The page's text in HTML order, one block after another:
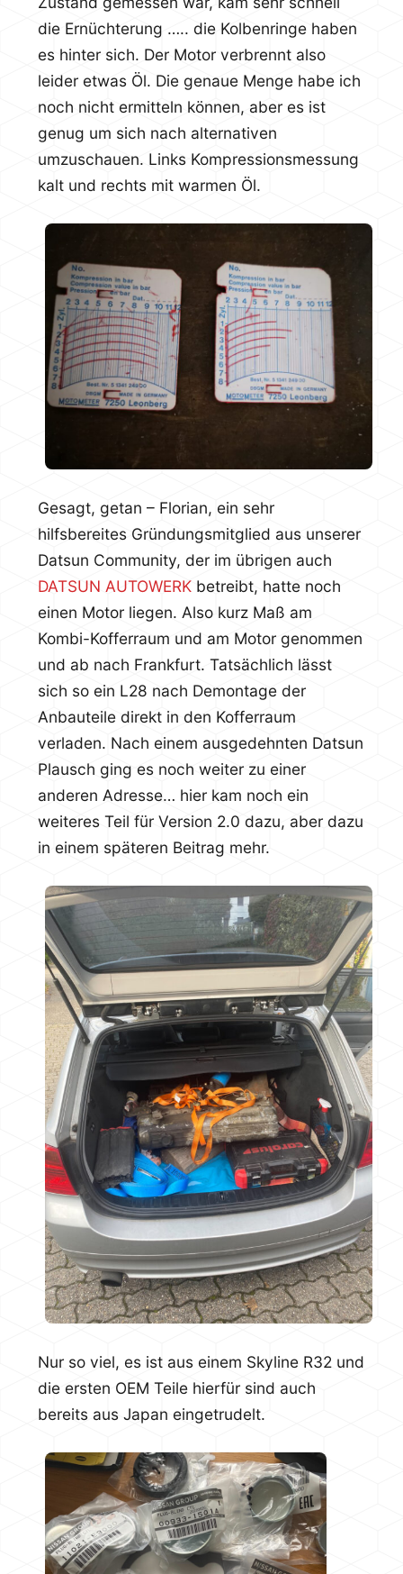
die Ernüchterung ….. die Kolbenringe haben
es hinter sich. Der Motor verbrennt also
leider etwas Öl. Die genaue Menge habe ich
noch nicht ermitteln können, aber es ist
genug um sich nach alternativen
umzuschauen. Links Kompressionsmessung
kalt und rechts mit warmen Öl.
Gesagt, getan – Florian, ein sehr
hilfsbereites Gründungsmitglied aus unserer
Datsun Community, der im übrigen auch
DATSUN AUTOWERK betreibt, hatte noch
einen Motor liegen. Also kurz Maß am
Kombi-Kofferraum und am Motor genommen
und ab nach Frankfurt. Tatsächlich lässt
sich so ein L28 nach Demontage der
Anbauteile direkt in den Kofferraum
verladen. Nach einem ausgedehnten Datsun
Plausch ging es noch weiter zu einer
anderen Adresse… hier kam noch ein
weiteres Teil für Version 2.0 dazu, aber dazu
in einem späteren Beitrag mehr.
Nur so viel, es ist aus einem Skyline R32 und
die ersten OEM Teile hierfür sind auch
bereits aus Japan eingetrudelt.